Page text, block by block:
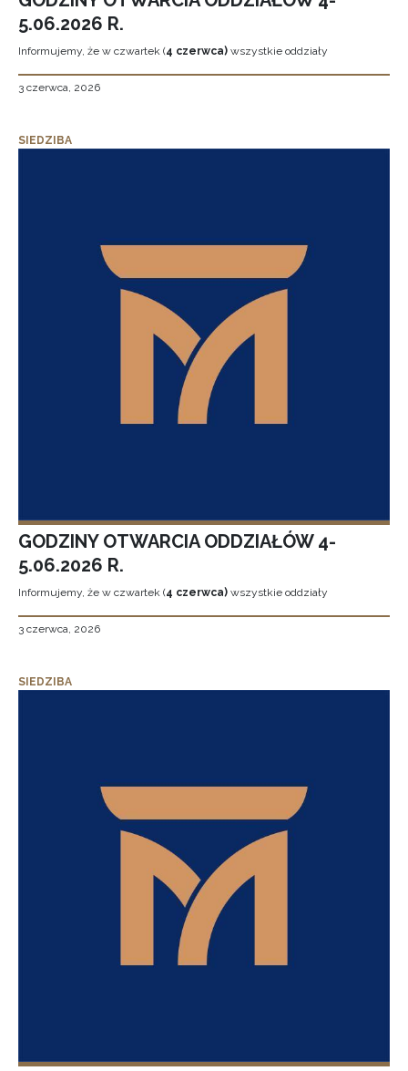
5.06.2026 R.
Informujemy, że w czwartek (4 czerwca) wszystkie oddziały
3 czerwca, 2026
SIEDZIBA
GODZINY OTWARCIA ODDZIAŁÓW 4-
5.06.2026 R.
Informujemy, że w czwartek (4 czerwca) wszystkie oddziały
3 czerwca, 2026
SIEDZIBA